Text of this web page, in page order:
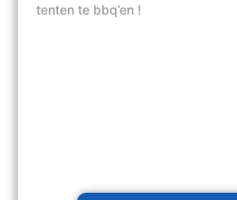
tenten te bbq’en !